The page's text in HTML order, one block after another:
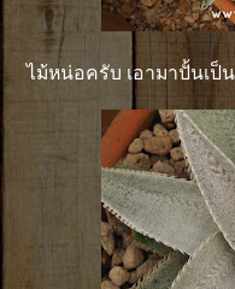
ไม้หน่อครับ เอามาปั้นเป็